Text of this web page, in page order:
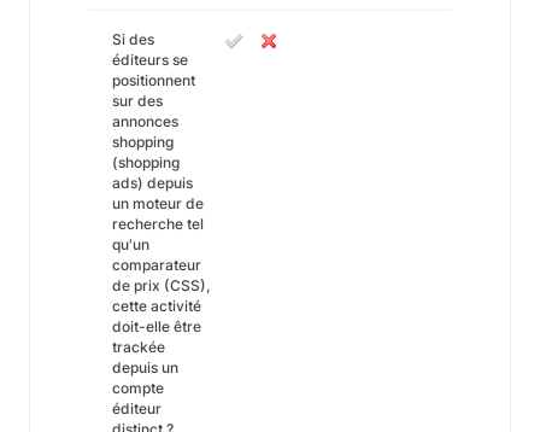
Si des
éditeurs se
positionnent
sur des
annonces
shopping
(shopping
ads) depuis
un moteur de
recherche tel
qu'un
comparateur
de prix (CSS),
cette activité
doit-elle être
trackée
depuis un
compte
éditeur